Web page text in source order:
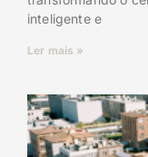
inteligente e
Ler mais »